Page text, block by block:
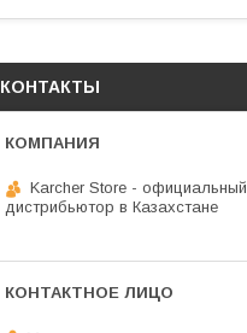
КОНТАКТЫ
Karcher Store - официальный
дистрибьютор в Казахстане